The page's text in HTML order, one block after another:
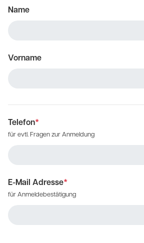
Name
Vorname
Telefon*
für evtl. Fragen zur Anmeldung
E-Mail Adresse*
für Anmeldebestätigung